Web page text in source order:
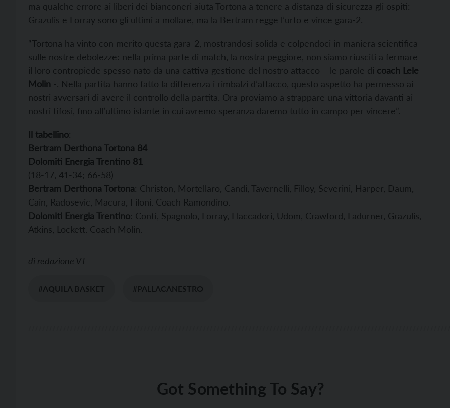
ma qualche errore ai liberi dei bianconeri aiuta Tortona a tenere a distanza di sicurezza gli ospiti:
Grazulis e Forray sono gli ultimi a mollare, ma la Bertram regge l’urto e vince gara-2.
“Tortona ha vinto con merito questa gara-2, mostrandosi solida e colpendoci in maniera scientifica
sulle nostre debolezze: nella prima parte di match, la nostra peggiore, non siamo riusciti a fermare
il loro contropiede spesso nato da una cattiva gestione del nostro attacco – le parole di coach Lele
Molin -. Nella partita hanno fatto la differenza i rimbalzi d’attacco, questo aspetto ha permesso ai
nostri avversari di avere il controllo della partita. Ora proviamo a strappare una vittoria davanti ai
nostri tifosi, fino all’ultimo istante in cui avremo speranza daremo tutto in campo per vincere”.
Il tabellino:
Bertram Derthona Tortona 84
Dolomiti Energia Trentino 81
(18-17, 41-34; 66-58)
Bertram Derthona Tortona: Christon, Mortellaro, Candi, Tavernelli, Filloy, Severini, Harper, Daum,
Cain, Radosevic, Macura, Filoni. Coach Ramondino.
Dolomiti Energia Trentino: Conti, Spagnolo, Forray, Flaccadori, Udom, Crawford, Ladurner, Grazulis,
Atkins, Lockett. Coach Molin.
di redazione VT
#AQUILA BASKET #PALLACANESTRO
Got Something To Say?